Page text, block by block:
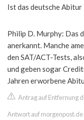
Ist das deutsche Abitur
Philip D. Murphy: Das
anerkannt. Manche
den SAT/ACT-Tests,
und geben sogar
Jahren erworbene
Antrag auf Entfernung
Antwort auf morgenpost.de